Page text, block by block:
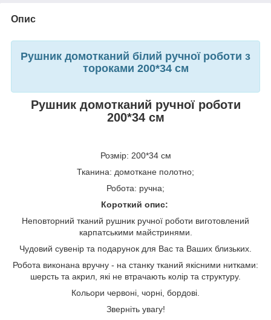
Опис
Рушник домотканий білий ручної роботи з
тороками 200*34 см
Рушник домотканий ручної роботи
200*34 см
Розмір: 200*34 см
Тканина: домоткане полотно;
Робота: ручна;
Короткий опис:
Неповторний тканий рушник ручної роботи виготовлений
карпатськими майстринями.
Чудовий сувенір та подарунок для Вас та Ваших близьких.
Робота виконана вручну - на станку тканий якісними нитками:
шерсть та акрил, які не втрачають колір та структуру.
Кольори червоні, чорні, бордові.
Зверніть увагу!